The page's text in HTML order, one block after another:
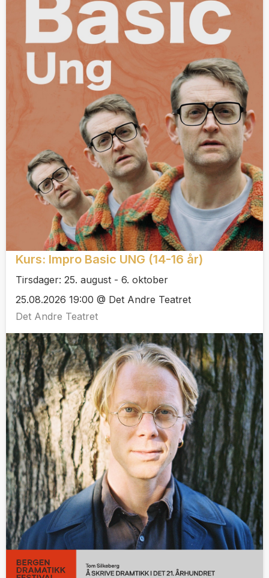
Kurs: Impro Basic UNG (14-16 år)
Tirsdager: 25. august - 6. oktober
25.08.2026 19:00 @ Det Andre Teatret
Det Andre Teatret